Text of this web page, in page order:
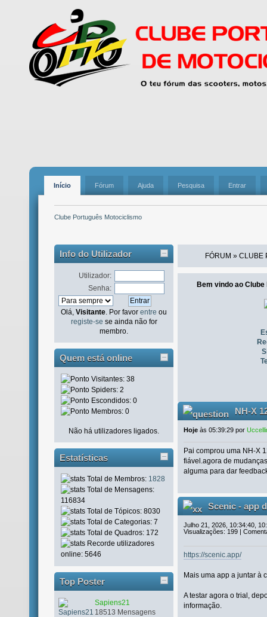
Início Fórum Ajuda Pesquisa Entrar
Clube Português Motociclismo
Info do Utilizador
Utilizador:
Senha:
Olá, Visitante. Por favor entre ou
registe-se se ainda não for
membro.
Quem está online
Visitantes: 38
Spiders: 2
Escondidos: 0
Membros: 0
Não há utilizadores ligados.
Estatísticas
Total de Membros: 1828
Total de Mensagens:
116834
Total de Tópicos: 8030
Total de Categorias: 7
Total de Quadros: 172
Recorde utilizadores
online: 5646
Top Poster
Sapiens21
18513 Mensagens
FÓRUM » CLUBE
Bem vindo ao
NH-X
Hojeàs 05:39:29 por
Pai comprou uma NH-X
fiável.agora de
alguma para dar
Scenic - app
motoclistas
Julho 21, 2026, 10:34:40,
Visualizações: 199 |
https://scenic.app/
Mais uma app a juntar à
A testar agora o trial,
informação.